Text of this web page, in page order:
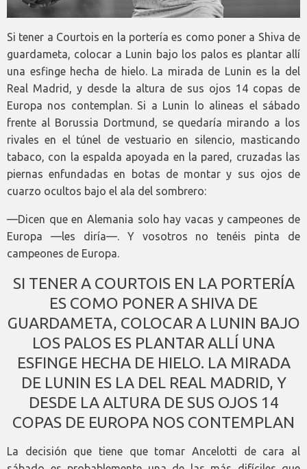
Si tener a Courtois en la portería es como poner a Shiva de
guardameta, colocar a Lunin bajo los palos es plantar allí
una esfinge hecha de hielo. La mirada de Lunin es la del
Real Madrid, y desde la altura de sus ojos 14 copas de
Europa nos contemplan. Si a Lunin lo alineas el sábado
frente al Borussia Dortmund, se quedaría mirando a los
rivales en el túnel de vestuario en silencio, masticando
tabaco, con la espalda apoyada en la pared, cruzadas las
piernas enfundadas en botas de montar y sus ojos de
cuarzo ocultos bajo el ala del sombrero:
—Dicen que en Alemania solo hay vacas y campeones de
Europa —les diría—. Y vosotros no tenéis pinta de
campeones de Europa.
SI TENER A COURTOIS EN LA PORTERÍA
ES COMO PONER A SHIVA DE
GUARDAMETA, COLOCAR A LUNIN BAJO
LOS PALOS ES PLANTAR ALLÍ UNA
ESFINGE HECHA DE HIELO. LA MIRADA
DE LUNIN ES LA DEL REAL MADRID, Y
DESDE LA ALTURA DE SUS OJOS 14
COPAS DE EUROPA NOS CONTEMPLAN
La decisión que tiene que tomar Ancelotti de cara al